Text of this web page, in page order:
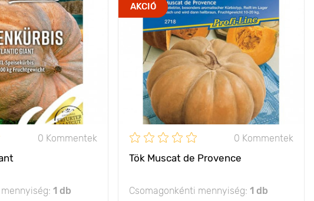
0 Kommentek
1 db
óriás tök
1 х 2,5 m
napos hely
40 - 80 kg
AKCIÓ
0 Kommentek
Tök Muscat de Provence
Csomagonkénti mennyiség: 1 db
Jellemzők
lapos forma
Kifejlett kori
magasság
bokor típusú
Ültetési távolság 150 х 100 cm
Fényigény nap
A termés súlya 10 - 20 kg